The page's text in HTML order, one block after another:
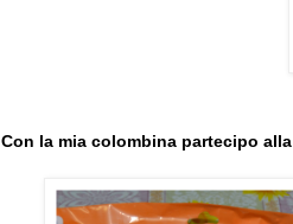
Con la mia colombina partecipo alla